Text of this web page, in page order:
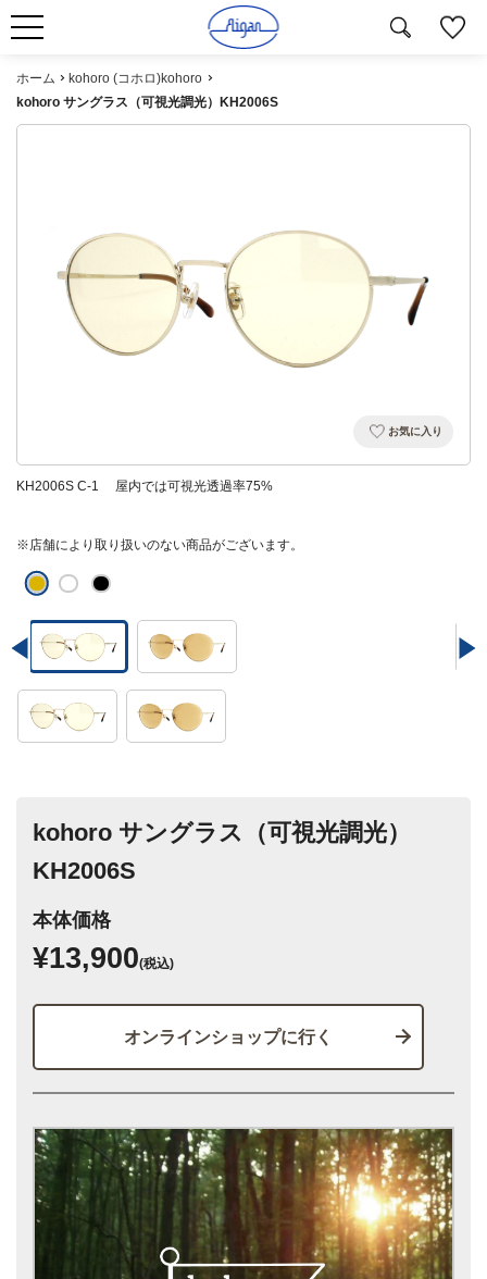
ホーム
kohoro (コホロ)kohoro
kohoro サングラス（可視光調光）KH2006S
お気に入り
KH2006S C-1 屋内では可視光透過率75%
※店舗により取り扱いのない商品がございます。
kohoro サングラス（可視光調光）
KH2006S
本体価格
¥13,900(税込)
オンラインショップに行く